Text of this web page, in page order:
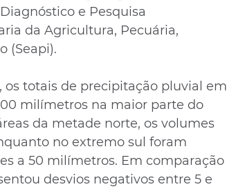
e Pesquisa
da Agricultura, Pecuária,
(Seapi).
totais de precipitação pluvial em
milímetros na maior parte do
da metade norte, os volumes
no extremo sul foram
a 50 milímetros. Em comparação
desvios negativos entre 5 e